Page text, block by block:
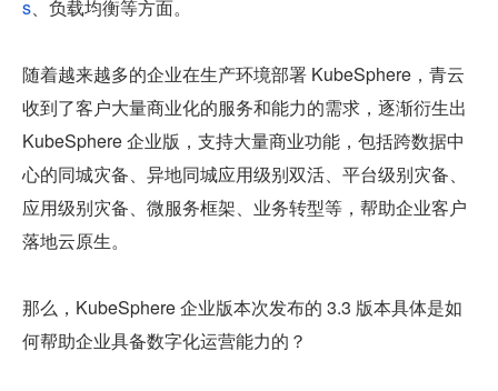
s、负载均衡等方面。
随着越来越多的企业在生产环境部署 KubeSphere，青云
收到了客户大量商业化的服务和能力的需求，逐渐衍生出
KubeSphere 企业版，支持大量商业功能，包括跨数据中
心的同城灾备、异地同城应用级别双活、平台级别灾备、
应用级别灾备、微服务框架、业务转型等，帮助企业客户
落地云原生。
那么，KubeSphere 企业版本次发布的 3.3 版本具体是如
何帮助企业具备数字化运营能力的？